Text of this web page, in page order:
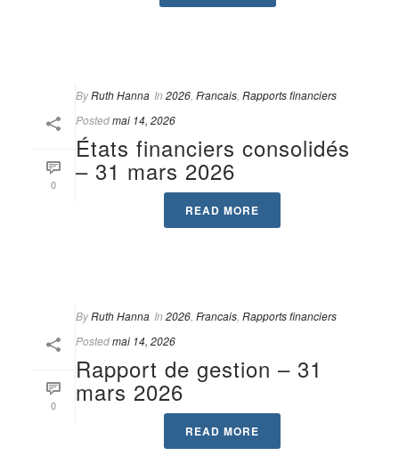
0
ByRuth Hanna In 2026 Francais Rapports financiers
Postedmai 14, 2026
États financiers consolidés
– 31 mars 2026
READ MORE
0
ByRuth Hanna In 2026 Francais Rapports financiers
Postedmai 14, 2026
Rapport de gestion – 31
mars 2026
READ MORE